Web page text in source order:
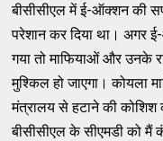
बीसीसीएल में ई-ऑक्शन की
परेशान कर दिया था। अगर
गया तो माफियाओं और उनके
मुश्किल हो जाएगा। कोयला
मंत्रालय से हटाने की
बीसीसीएल के सीएमडी को मैं